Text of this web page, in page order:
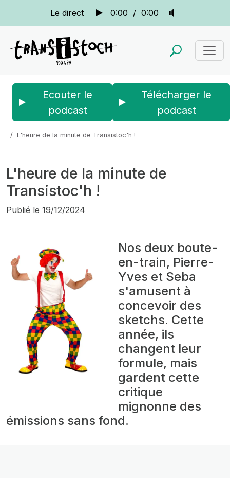
Le direct 0:00 / 0:00
Ecouter le
podcast
Télécharger le
podcast
L'heure de la minute de Transistoc'h !
L'heure de la minute de
Transistoc'h !
Publié le 19/12/2024
Nos deux boute-
en-train, Pierre-
Yves et Seba
s'amusent à
concevoir des
sketchs. Cette
année, ils
changent leur
formule, mais
gardent cette
critique
mignonne des
émissions sans fond.